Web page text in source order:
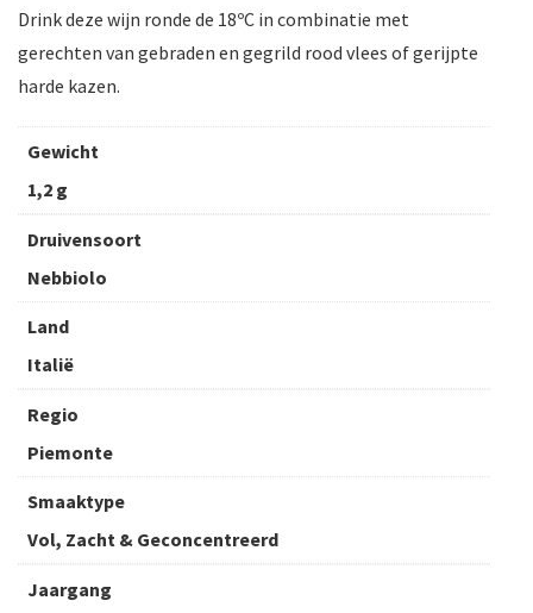
Drink deze wijn ronde de 18ºC in combinatie met
gerechten van gebraden en gegrild rood vlees of gerijpte
harde kazen.
Gewicht
1,2 g
Druivensoort
Nebbiolo
Land
Italië
Regio
Piemonte
Smaaktype
Vol, Zacht & Geconcentreerd
Jaargang